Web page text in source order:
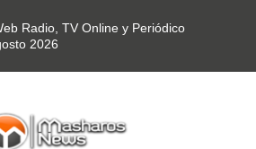
Radio, TV Online y Periódico
2026